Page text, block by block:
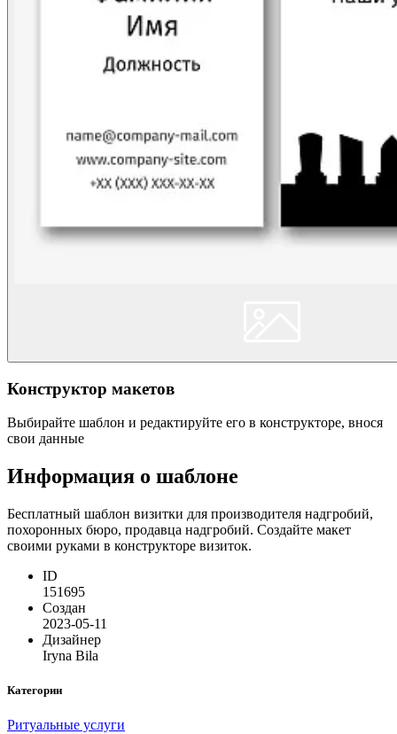
Конструктор макетов
Выбирайте шаблон и редактируйте его в конструкторе, внося
свои данные
Информация о шаблоне
Бесплатный шаблон визитки для производителя надгробий,
похоронных бюро, продавца надгробий. Создайте макет
своими руками в конструкторе визиток.
ID
151695
Создан
2023-05-11
Дизайнер
Iryna Bila
Категории
Ритуальные услуги